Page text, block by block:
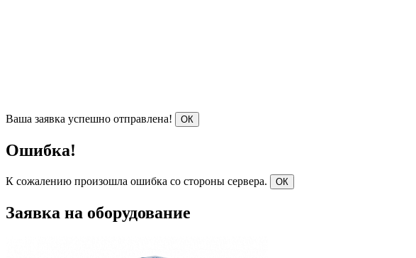
Ваша заявка успешно отправлена! ОК
Ошибка!
К сожалению произошла ошибка со стороны сервера. ОК
Заявка на оборудование